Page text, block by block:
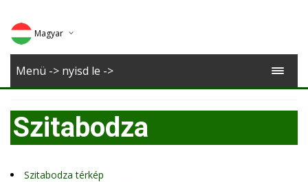
Magyar
Deutsch
Romana
Menü -> nyisd le ->
Szitabodza
Szitabodza térkép